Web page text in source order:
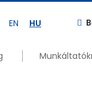
EN HU